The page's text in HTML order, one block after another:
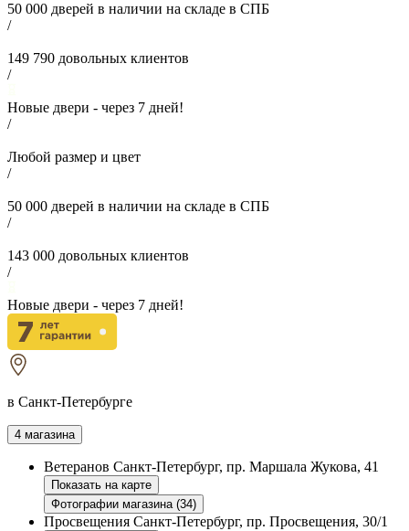
50 000 дверей в наличии на складе в СПБ
/
149 790 довольных клиентов
/
Новые двери - через 7 дней!
/
Любой размер и цвет
/
50 000 дверей в наличии на складе в СПБ
/
143 000 довольных клиентов
/
Новые двери - через 7 дней!
в Санкт-Петербурге
4 магазина
Ветеранов Санкт-Петербург, пр. Маршала Жукова, 41
Показать на карте
Фотографии магазина (34)
Просвещения Санкт-Петербург, пр. Просвещения, 30/1